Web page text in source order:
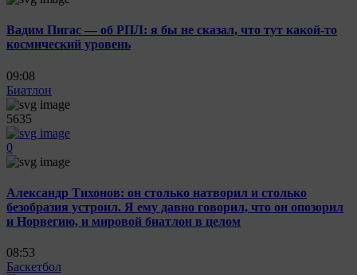
Вадим Пигас — об РПЛ: я бы не сказал, что тут какой-то
космический уровень
09:08
Биатлон
5635
0
Александр Тихонов: он столько натворил и столько
безобразия устроил. Я ему давно говорил, что он опозорил
и Норвегию, и мировой биатлон в целом
08:53
Баскетбол